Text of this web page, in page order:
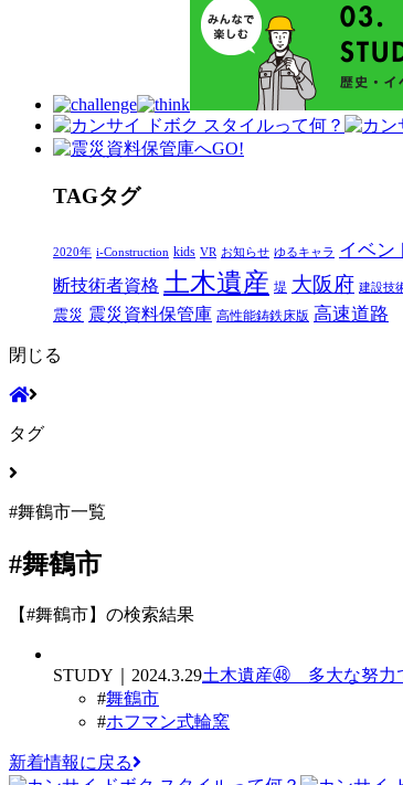
TAGタグ
2020年 i-Construction kids VR お知らせ ゆるキャラ イベン
断技術者資格 土木遺産 堤 大阪府 建設技
震災 震災資料保管庫 高性能鋳鉄床版 高速道路
閉じる
タグ
#舞鶴市一覧
#舞鶴市
【#舞鶴市】の検索結果
STUDY｜2024.3.29土木遺産㊽ 多大な努力
#舞鶴市
#ホフマン式輪窯
新着情報に戻る